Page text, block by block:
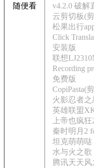
随便看
v4.2.0 破解
云剪切板(
松果出行
Click
安装版
联想
Recording
免费版
CopiPasta(
火影忍者之
英雄联盟
上帝也疯
秦时明月2
坦克萌萌哒
水与火之歌
腾讯天天风